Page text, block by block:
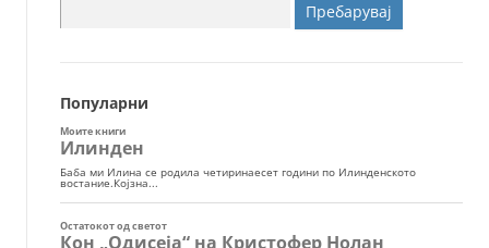
за:
Популарни